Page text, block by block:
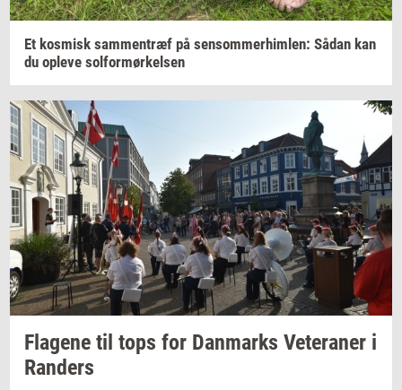
Et kos­misk sam­men­træf på sen­som­mer­him­len: Sådan kan
du op­le­ve sol­for­mør­kel­sen
Fla­ge­ne til tops for Dan­marks Ve­te­ra­ner i
Ran­ders